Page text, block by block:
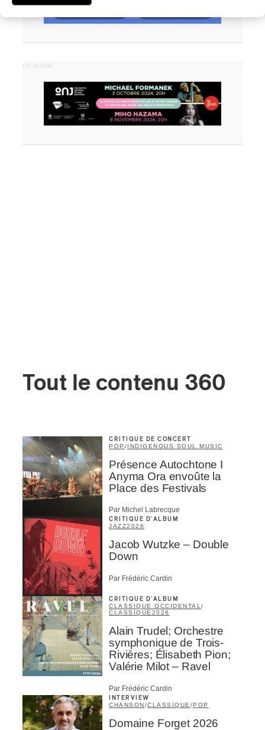
PUBLICITÉ PANAM
Tout le contenu 360
CRITIQUE DE CONCERT
POP /INDIGENOUS SOUL MUSIC
Présence Autochtone I
Anyma Ora envoûte la
Place des Festivals
Par Michel Labrecque
CRITIQUE D'ALBUM
JAZZ2026
Jacob Wutzke – Double
Down
Par Frédéric Cardin
CRITIQUE D'ALBUM
CLASSIQUE OCCIDENTAL/
CLASSIQUE2026
Alain Trudel; Orchestre
symphonique de Trois-
Rivières; Élisabeth Pion;
Valérie Milot – Ravel
Par Frédéric Cardin
INTERVIEW
CHANSON/CLASSIQUE /POP
Domaine Forget 2026